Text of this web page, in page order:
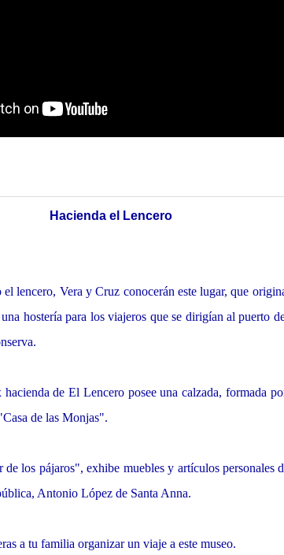
Hacienda el Lencero
lencero, Vera y Cruz conocerán este lugar, que
hostería para los viajeros que se dirigían al puerto
de El Lencero posee una calzada, formada
de las Monjas".
los pájaros", exhibe muebles y artículos personales
Antonio López de Santa Anna.
a tu familia organizar un viaje a este museo.